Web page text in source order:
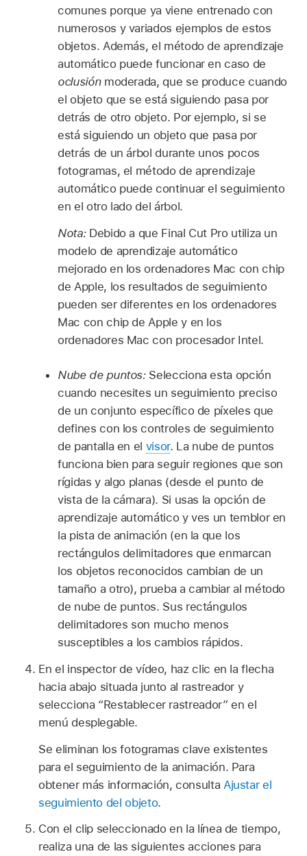
comunes porque ya viene entrenado con
numerosos y variados ejemplos de estos
objetos. Además, el método de aprendizaje
automático puede funcionar en caso de
oclusiónmoderada, que se produce cuando
el objeto que se está siguiendo pasa por
detrás de otro objeto. Por ejemplo, si se
está siguiendo un objeto que pasa por
detrás de un árbol durante unos pocos
fotogramas, el método de aprendizaje
automático puede continuar el seguimiento
en el otro lado del árbol.
Nota: Debido a que Final Cut Pro utiliza un
modelo de aprendizaje automático
mejorado en los ordenadores Mac con chip
de Apple, los resultados de seguimiento
pueden ser diferentes en los ordenadores
Mac con chip de Apple y en los
ordenadores Mac con procesador Intel.
Nube de puntos:Selecciona esta opción
cuando necesites un seguimiento preciso
de un conjunto específico de píxeles que
defines con los controles de seguimiento
de pantalla en el visor. La nube de puntos
funciona bien para seguir regiones que son
rígidas y algo planas (desde el punto de
vista de la cámara). Si usas la opción de
aprendizaje automático y ves un temblor en
la pista de animación (en la que los
rectángulos delimitadores que enmarcan
los objetos reconocidos cambian de un
tamaño a otro), prueba a cambiar al método
de nube de puntos. Sus rectángulos
delimitadores son mucho menos
susceptibles a los cambios rápidos.
En el inspector de vídeo, haz clic en la flecha
hacia abajo situada junto al rastreador y
selecciona “Restablecer rastreador” en el
menú desplegable.
Se eliminan los fotogramas clave existentes
para el seguimiento de la animación. Para
obtener más información, consulta Ajustar el
seguimiento del objeto.
Con el clip seleccionado en la línea de tiempo,
realiza una de las siguientes acciones para